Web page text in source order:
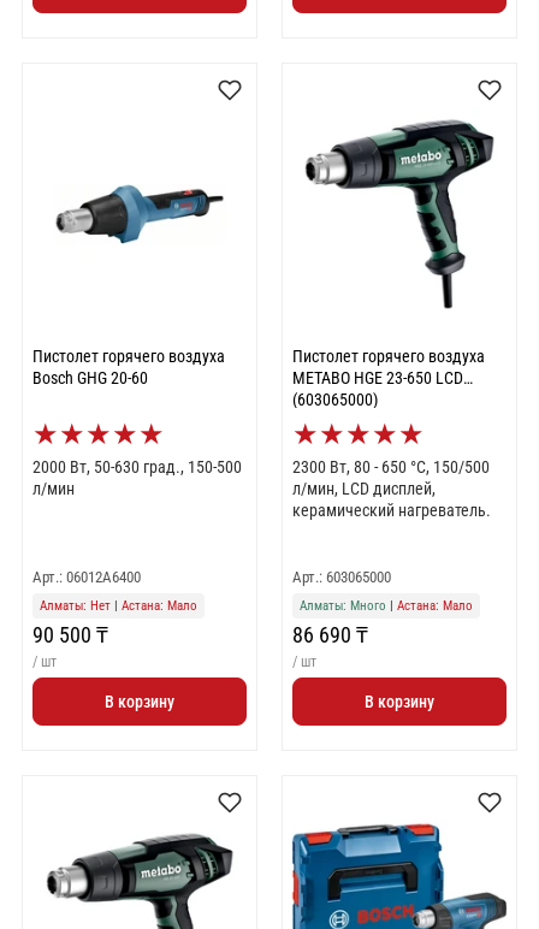
Пистолет горячего воздуха
Bosch GHG 20-60
★★★★★
2000 Вт, 50-630 град., 150-500
л/мин
Арт.: 06012A6400
Алматы: Нет| Астана: Мало
90 500 ₸
/ шт
В корзину
Пистолет горячего воздуха
METABO HGE 23-650 LCD
(603065000)
★★★★★
2300 Вт, 80 - 650 °C, 150/500
л/мин, LCD дисплей,
керамический нагреватель.
Арт.: 603065000
Алматы: Много Астана: Мало
86 690 ₸
/ шт
В корзину